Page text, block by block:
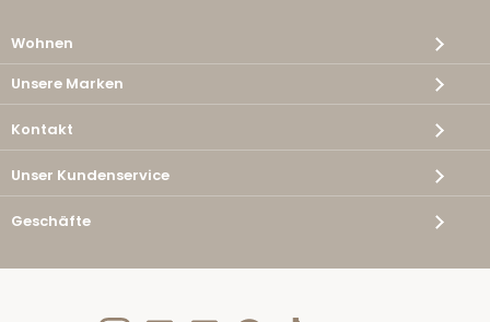
Wohnen
Unsere Marken
Kontakt
Unser Kundenservice
Geschäfte